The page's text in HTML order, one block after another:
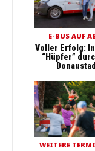
E-BUS AUF
Voller Erfolg:
“Hüpfer”
WEITERE